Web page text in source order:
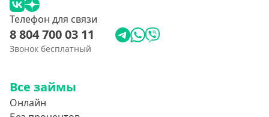
Телефон для связи
8 804 700 03 11
Звонок бесплатный
Все займы
Онлайн